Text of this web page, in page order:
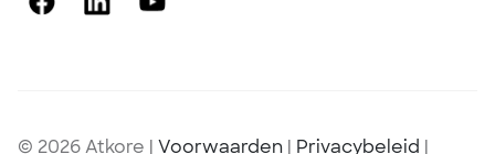
© 2026 Atkore Voorwaarden Privacybeleid